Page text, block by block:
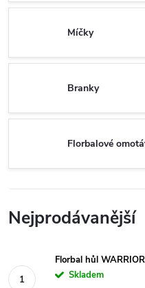
Míčky
Branky
Florbalové
Nejprodávanější
Florbal hůl
Skladem